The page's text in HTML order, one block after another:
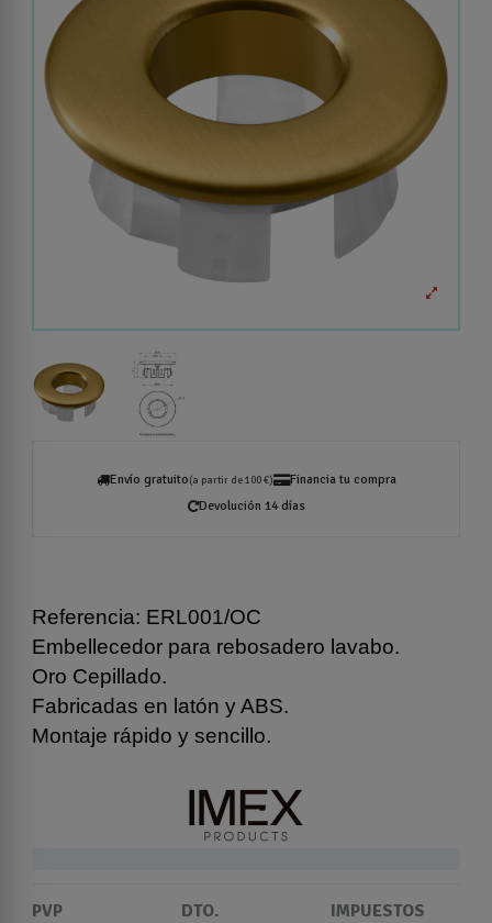
Envío gratuito(a partir de 100 €)
Financia tu compra
Devolución 14 días
Referencia: ERL001/OC
Embellecedor para rebosadero lavabo.
Oro Cepillado.
Fabricadas en latón y ABS.
Montaje rápido y sencillo.
PVP
DTO.
IMPUESTOS